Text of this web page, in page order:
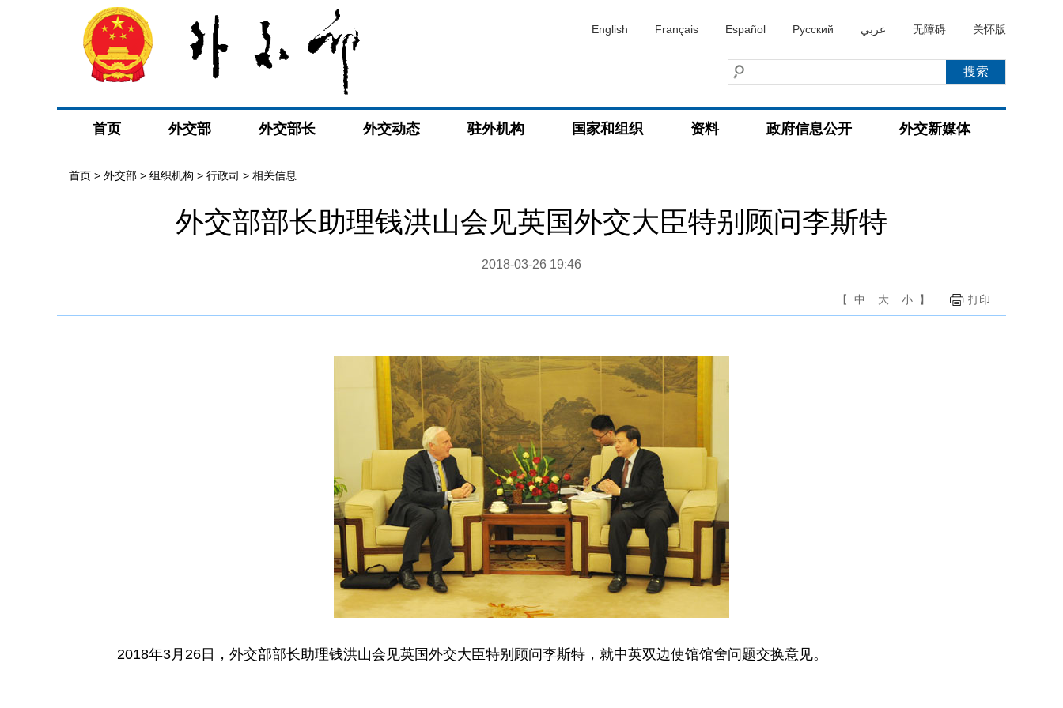
English Français Español Русский عربي 无障碍 关怀版
首页 外交部 外交部长 外交动态 驻外机构 国家和组织 资料 政府信息公开 外交新媒体
首页 > 外交部 > 组织机构 > 行政司 > 相关信息
外交部部长助理钱洪山会见英国外交大臣特别顾问李斯特
2018-03-26 19:46
【 中 大 小 】 打印
2018年3月26日，外交部部长助理钱洪山会见英国外交大臣特别顾问李斯特，就中英双边使馆馆舍问题交换意见。